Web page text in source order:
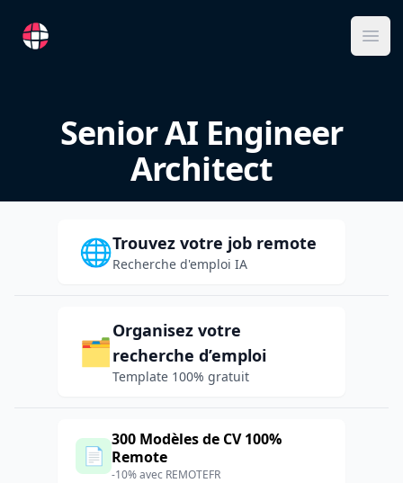
RemoteFR
Senior AI Engineer
Architect
🌐Trouvez votre job remote
Recherche d'emploi IA
🗂️
Organisez votre
recherche d’emploi
Template 100% gratuit
📄
300 Modèles de CV 100%
Remote
-10% avec REMOTEFR